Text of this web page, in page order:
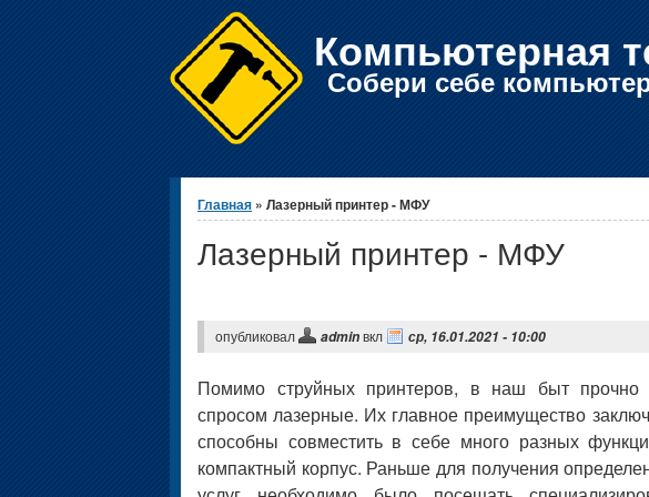
Компьютерная
Собери себе
Вы здесь
Главная » Лазерный принтер - МФУ
Лазерный принтер - МФУ
опубликовал adminвкл ср, 16.01.2021 - 10:00
Помимо струйных принтеров, в наш быт
спросом лазерные. Их главное преимущество
способны совместить в себе много разных
компактный корпус. Раньше для получения